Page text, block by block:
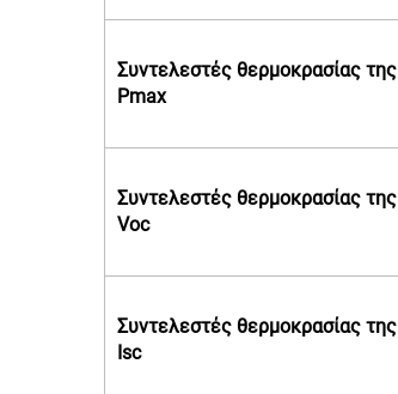
Συντελεστές θερμοκρασίας της
Pmax
Συντελεστές θερμοκρασίας της
Voc
Συντελεστές θερμοκρασίας της
Isc